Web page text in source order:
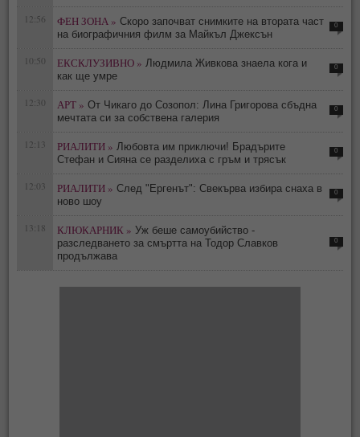
12:56 ФЕН ЗОНА » Скоро започват снимките на втората част
на биографичния филм за Майкъл Джексън
0
10:50 ЕКСКЛУЗИВНО » Людмила Живкова знаела кога и
как ще умре
0
12:30 АРТ » От Чикаго до Созопол: Лина Григорова сбъдна
мечтата си за собствена галерия
0
12:13 РИАЛИТИ » Любовта им приключи! Брадърите
Стефан и Сияна се разделиха с гръм и трясък
0
12:03 РИАЛИТИ » След "Ергенът": Свекърва избира снаха в
ново шоу
0
13:18 КЛЮКАРНИК » Уж беше самоубийство -
разследването за смъртта на Тодор Славков
продължава
0